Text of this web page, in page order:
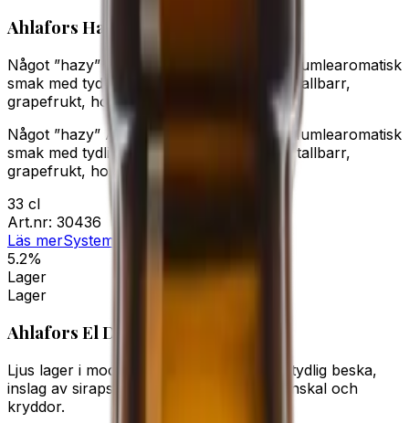
Ahlafors Haze
Något ”hazy” American Pale Ale (APA). Humlearomatisk
smak med tydlig beska, inslag av ananas, tallbarr,
grapefrukt, honung och passionsfrukt.
Något ”hazy” American Pale Ale (APA). Humlearomatisk
smak med tydlig beska, inslag av ananas, tallbarr,
grapefrukt, honung och passionsfrukt.
33 cl
Art.nr: 30436
Läs merSystembolaget
5.2%
Lager
Lager
Ahlafors El Dorado
Ljus lager i modern stil. Maltig smak med tydlig beska,
inslag av sirapslimpa, torkad frukt, apelsinskal och
kryddor.